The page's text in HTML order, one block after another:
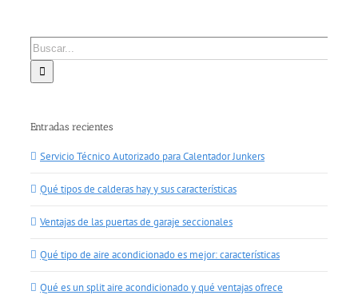
Buscar:
Entradas recientes
Servicio Técnico Autorizado para Calentador Junkers
Qué tipos de calderas hay y sus características
Ventajas de las puertas de garaje seccionales
Qué tipo de aire acondicionado es mejor: características
Qué es un split aire acondicionado y qué ventajas ofrece